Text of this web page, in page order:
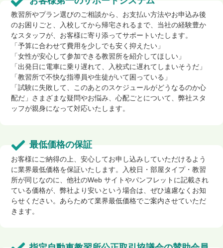
教習所やプラン選びのご相談から、お支払い方法やお申込み後
のお困りごと、入校してから帰宅されるまで、当社の経験豊か
なスタッフが、お客様に寄り添ってサポートいたします。
「予算に合わせて費用を少しでも安く抑えたい」
「女性が安心して参加できる教習所を紹介してほしい」
「出発日に電車に乗り遅れて、入校式に遅れてしまいそうだ」
「教習所で不快な指導員や生徒がいて困っている」
「試験に失敗して、このあとのスケジュールがどうなるのか心
配だ」さまざまな疑問やお悩み、心配ごとについて、弊社スタ
ッフが親身になって対応いたします。
最低価格の保証
お客様にご納得の上、安心してお申し込みしていただけるよう
に業界最低価格を保証いたします。入校日・部屋タイプ・教習
所が同じなのに、他社のWeb サイトやパンフレットに記載され
ている価格が、弊社より安いという場合は、ぜひ遠慮なくお知
らせください。あらためて業界最低価格でご案内させていただ
きます。